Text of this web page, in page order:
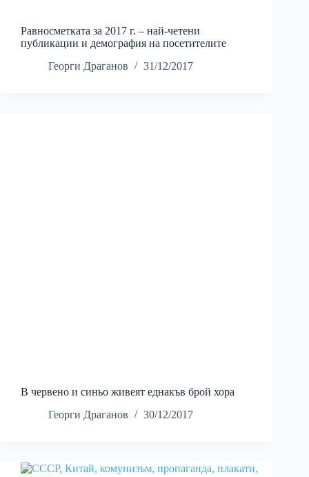
Равносметката за 2017 г. – най-четени
публикации и демография на посетителите
Георги Драганов
31/12/2017
В червено и синьо живеят еднакъв брой хора
Георги Драганов
30/12/2017